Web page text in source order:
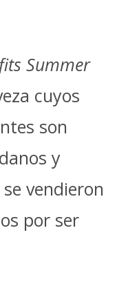
Summer
cuyos
son
y
vendieron
por ser